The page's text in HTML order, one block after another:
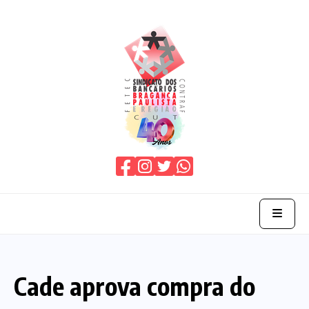
O Sindicato
Cade aprova compra do